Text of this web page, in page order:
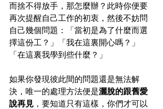
而捨不得放手，那怎麼辦？此時你便要
再次提醒自己工作的初衷，然後不妨問
自己幾個問題：「當初是為了什麼而選
擇這份工？」「我在這裏開心嗎？」
「在這裏我學到些什麼？」
如果你發現彼此間的問題還是無法解
決，唯一的處理方法便是灑脫的跟舊愛
說再見 ，要知道只有這樣，你們才可以